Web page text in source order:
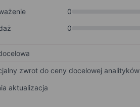
0
0
zwrot do ceny docelowej analityków
aktualizacja